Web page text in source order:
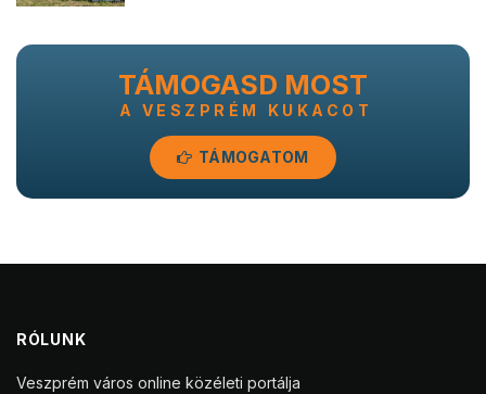
TÁMOGASD MOST
A VESZPRÉM KUKACOT
TÁMOGATOM
RÓLUNK
Veszprém város online közéleti portálja